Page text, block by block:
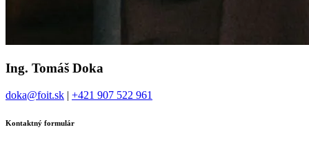
Ing. Tomáš Doka
doka@foit.sk | +421 907 522 961
Kontaktný formulár